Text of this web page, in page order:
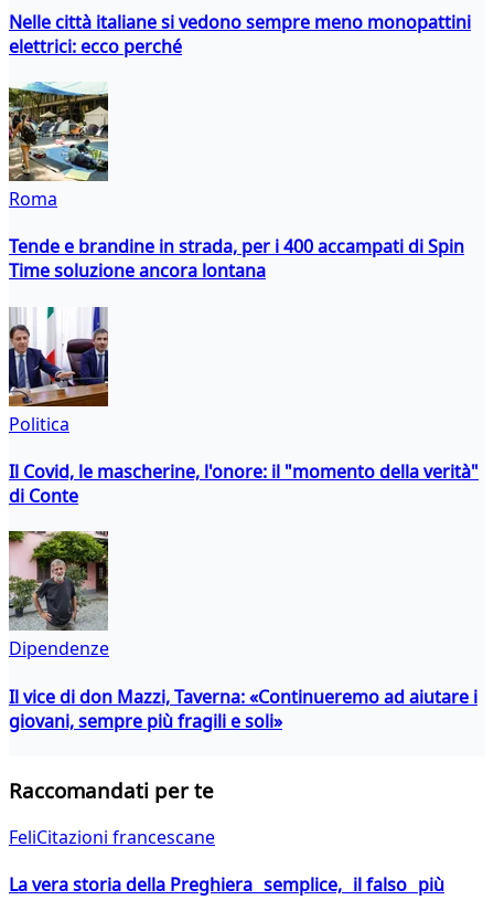
Nelle città italiane si vedono sempre meno monopattini
elettrici: ecco perché
Roma
Tende e brandine in strada, per i 400 accampati di Spin
Time soluzione ancora lontana
Politica
Il Covid, le mascherine, l'onore: il "momento della verità"
di Conte
Dipendenze
Il vice di don Mazzi, Taverna: «Continueremo ad aiutare i
giovani, sempre più fragili e soli»
Raccomandati per te
FeliCitazioni francescane
La vera storia della Preghiera semplice, il falso più